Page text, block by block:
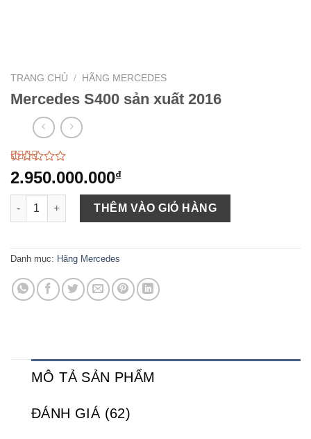
TRANG CHỦ / HÃNG MERCEDES
Mercedes S400 sản xuất 2016
2.44
trên
5
59
2.950.000.000₫
Mercedes S400 sản xuất 2016 số lượng
THÊM VÀO GIỎ HÀNG
Danh mục: Hãng Mercedes
MÔ TẢ SẢN PHẨM
ĐÁNH GIÁ (62)